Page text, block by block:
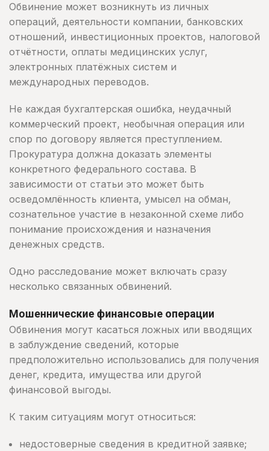
Обвинение может возникнуть из личных
операций, деятельности компании, банковских
отношений, инвестиционных проектов, налоговой
отчётности, оплаты медицинских услуг,
электронных платёжных систем и
международных переводов.
Не каждая бухгалтерская ошибка, неудачный
коммерческий проект, необычная операция или
спор по договору является преступлением.
Прокуратура должна доказать элементы
конкретного федерального состава. В
зависимости от статьи это может быть
осведомлённость клиента, умысел на обман,
сознательное участие в незаконной схеме либо
понимание происхождения и назначения
денежных средств.
Одно расследование может включать сразу
несколько связанных обвинений.
Мошеннические финансовые операции
Обвинения могут касаться ложных или вводящих
в заблуждение сведений, которые
предположительно использовались для получения
денег, кредита, имущества или другой
финансовой выгоды.
К таким ситуациям могут относиться:
недостоверные сведения в кредитной заявке;